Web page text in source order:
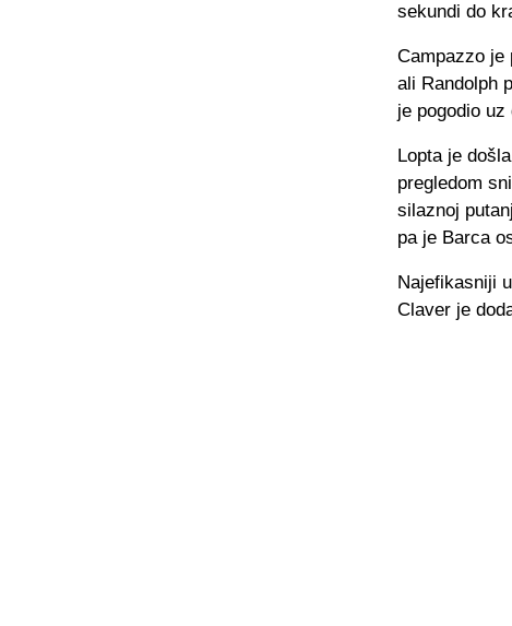
sekundi do
Campazzo je
ali Randolph
je pogodio
Lopta je
pregledom
silaznoj
pa je Barca
Najefikasniji
Claver je